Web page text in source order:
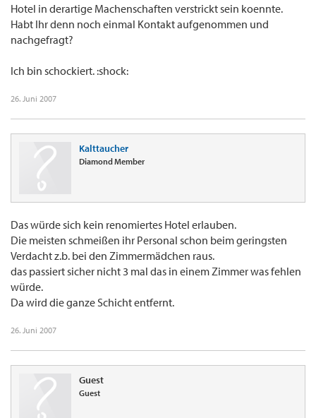
Hotel in derartige Machenschaften verstrickt sein koennte.
Habt Ihr denn noch einmal Kontakt aufgenommen und
nachgefragt?
Ich bin schockiert. :shock:
26. Juni 2007
Kalttaucher
Diamond Member
Das würde sich kein renomiertes Hotel erlauben.
Die meisten schmeißen ihr Personal schon beim geringsten
Verdacht z.b. bei den Zimmermädchen raus.
das passiert sicher nicht 3 mal das in einem Zimmer was fehlen
würde.
Da wird die ganze Schicht entfernt.
26. Juni 2007
Guest
Guest